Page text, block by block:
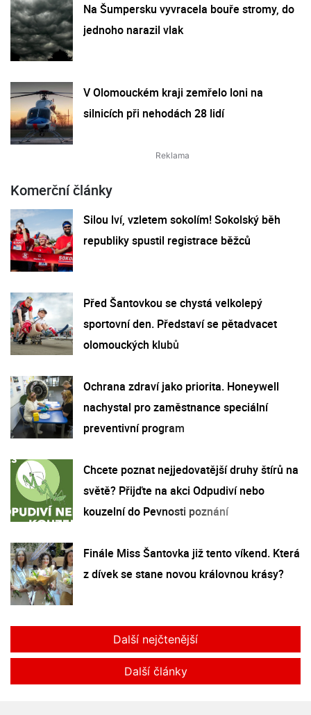
Na Šumpersku vyvracela bouře stromy, do
jednoho narazil vlak
V Olomouckém kraji zemřelo loni na
silnicích při nehodách 28 lidí
Komerční články
Silou lví, vzletem sokolím! Sokolský běh
republiky spustil registrace běžců
Před Šantovkou se chystá velkolepý
sportovní den. Představí se pětadvacet
olomouckých klubů
Ochrana zdraví jako priorita. Honeywell
nachystal pro zaměstnance speciální
preventivní program
Chcete poznat nejjedovatější druhy štírů na
světě? Přijďte na akci Odpudiví nebo
kouzelní do Pevnosti poznání
Finále Miss Šantovka již tento víkend. Která
z dívek se stane novou královnou krásy?
Další nejčtenější
Další články